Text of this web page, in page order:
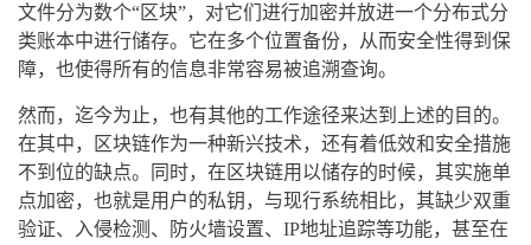
文件分为数个“区块”，对它们进行加密并放进一个分布式分
类账本中进行储存。它在多个位置备份，从而安全性得到保
障，也使得所有的信息非常容易被追溯查询。
然而，迄今为止，也有其他的工作途径来达到上述的目的。
在其中，区块链作为一种新兴技术，还有着低效和安全措施
不到位的缺点。同时，在区块链用以储存的时候，其实施单
点加密，也就是用户的私钥，与现行系统相比，其缺少双重
验证、入侵检测、防火墙设置、IP地址追踪等功能，甚至在